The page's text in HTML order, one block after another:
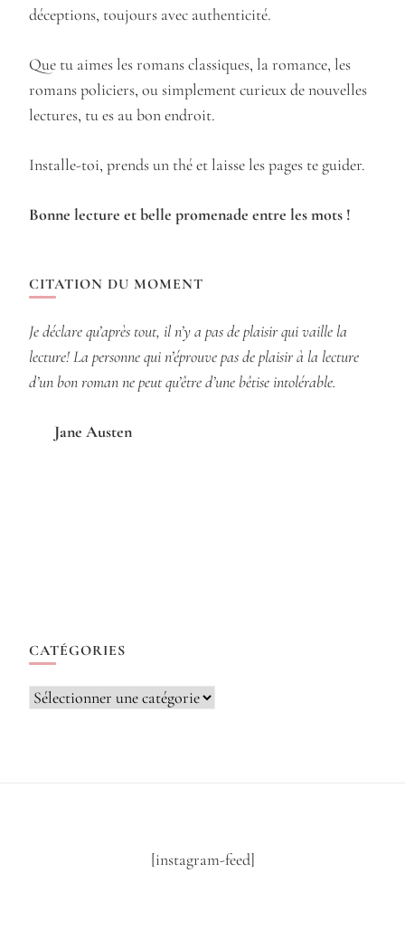
déceptions, toujours avec authenticité.
Que tu aimes les romans classiques, la romance, les
romans policiers, ou simplement curieux de nouvelles
lectures, tu es au bon endroit.
Installe-toi, prends un thé et laisse les pages te guider.
Bonne lecture et belle promenade entre les mots !
CITATION DU MOMENT
Je déclare qu’après tout, il n’y a pas de plaisir qui vaille la
lecture! La personne qui n’éprouve pas de plaisir à la lecture
d’un bon roman ne peut qu’être d’une bêtise intolérable.
Jane Austen
CATÉGORIES
Catégories
[instagram-feed]